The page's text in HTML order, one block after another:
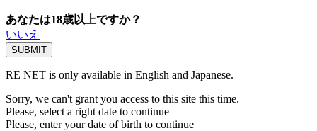
あなたは18歳以上ですか？
いいえ
RE NET is only available in English and Japanese.
Sorry, we can't grant you access to this site this time.
Please, select a right date to continue
Please, enter your date of birth to continue